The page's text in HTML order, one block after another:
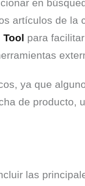
en
artículos de la
Tool para
ya que
de producto,
las